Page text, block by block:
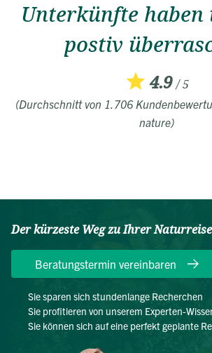
Unterkünfte haben
postiv
4.9/ 5
(Durchschnitt von 1.706
nature)
Der kürzeste Weg zu Ihrer
Beratungstermin vereinbaren
Sie sparen sich stundenlange Recherchen
Sie profitieren von unserem Experten-
Sie können sich auf eine perfekt geplante